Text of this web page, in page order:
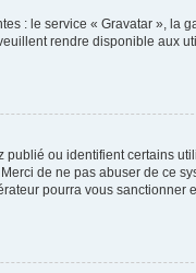
: le service « Gravatar », la
rendre disponible aux
ou identifient certains
de ne pas abuser de ce
pourra vous sanctionner